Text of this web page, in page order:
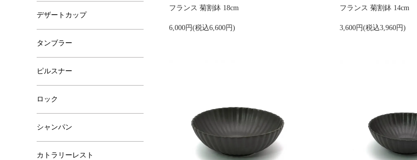
フランス 菊割鉢 18cm
6,000円(税込6,600円)
フランス 菊割鉢 14cm
3,600円(税込3,960円)
デザートカップ
タンブラー
ピルスナー
ロック
シャンパン
カトラリーレスト